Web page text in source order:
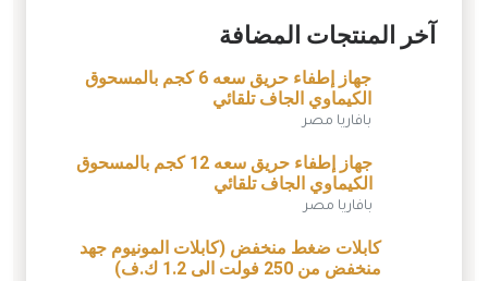
آخر المنتجات المضافة
جهاز إطفاء حريق سعه 6 كجم بالمسحوق
الكيماوي الجاف تلقائي
بافاريا مصر
جهاز إطفاء حريق سعه 12 كجم بالمسحوق
الكيماوي الجاف تلقائي
بافاريا مصر
كابلات ضغط منخفض (كابلات المونيوم جهد
منخفض من 250 فولت الى 1.2 ك.ف)